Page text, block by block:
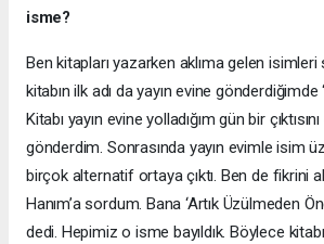
isme?
Ben kitapları yazarken aklıma gelen isimleri
kitabın ilk adı da yayın evine gönderdiğimde
Kitabı yayın evine yolladığım gün bir
gönderdim. Sonrasında yayın evimle isim
birçok alternatif ortaya çıktı. Ben de fikrini
Hanım’a sordum. Bana ‘Artık Üzülmeden
dedi. Hepimiz o isme bayıldık. Böylece